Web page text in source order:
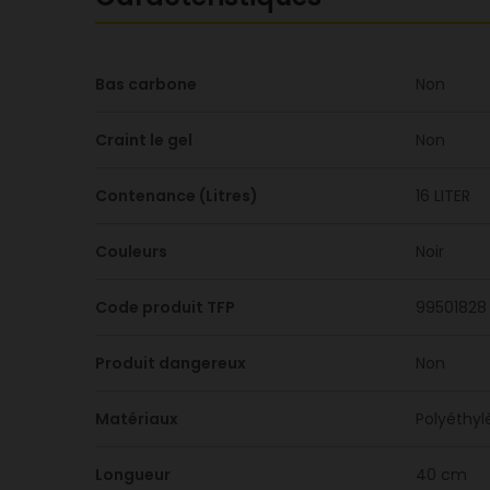
Bas carbone Non
Craint le gel Non
Contenance (Litres) 16 LITER
Couleurs Noir
Code produit TFP 99501828
Produit dangereux Non
Matériaux
Longueur 40 cm